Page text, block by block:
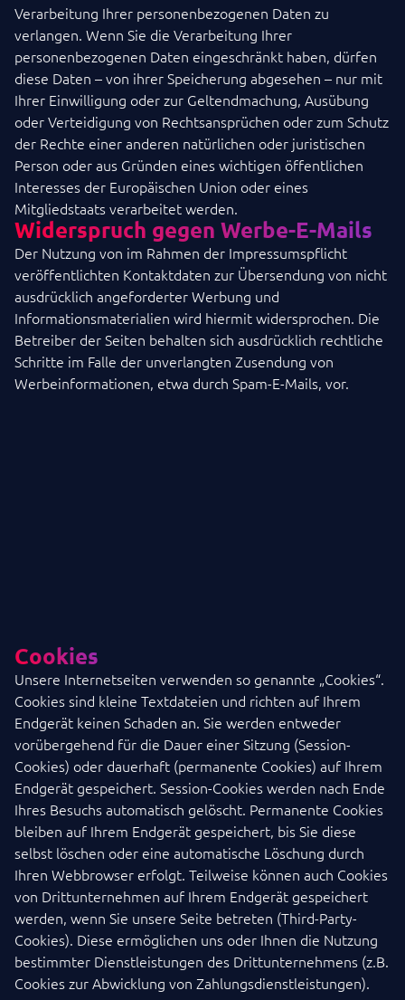
Verarbeitung Ihrer personenbezogenen Daten zu
verlangen. Wenn Sie die Verarbeitung Ihrer
personenbezogenen Daten eingeschränkt haben, dürfen
diese Daten – von ihrer Speicherung abgesehen – nur mit
Ihrer Einwilligung oder zur Geltendmachung, Ausübung
oder Verteidigung von Rechtsansprüchen oder zum Schutz
der Rechte einer anderen natürlichen oder juristischen
Person oder aus Gründen eines wichtigen öffentlichen
Interesses der Europäischen Union oder eines
Mitgliedstaats verarbeitet werden.
Widerspruch gegen Werbe-E-Mails
Der Nutzung von im Rahmen der Impressumspflicht
veröffentlichten Kontaktdaten zur Übersendung von nicht
ausdrücklich angeforderter Werbung und
Informationsmaterialien wird hiermit widersprochen. Die
Betreiber der Seiten behalten sich ausdrücklich rechtliche
Schritte im Falle der unverlangten Zusendung von
Werbeinformationen, etwa durch Spam-E-Mails, vor.
Cookies
Unsere Internetseiten verwenden so genannte „Cookies“.
Cookies sind kleine Textdateien und richten auf Ihrem
Endgerät keinen Schaden an. Sie werden entweder
vorübergehend für die Dauer einer Sitzung (Session-
Cookies) oder dauerhaft (permanente Cookies) auf Ihrem
Endgerät gespeichert. Session-Cookies werden nach Ende
Ihres Besuchs automatisch gelöscht. Permanente Cookies
bleiben auf Ihrem Endgerät gespeichert, bis Sie diese
selbst löschen oder eine automatische Löschung durch
Ihren Webbrowser erfolgt. Teilweise können auch Cookies
von Drittunternehmen auf Ihrem Endgerät gespeichert
werden, wenn Sie unsere Seite betreten (Third-Party-
Cookies). Diese ermöglichen uns oder Ihnen die Nutzung
bestimmter Dienstleistungen des Drittunternehmens (z.B.
Cookies zur Abwicklung von Zahlungsdienstleistungen).